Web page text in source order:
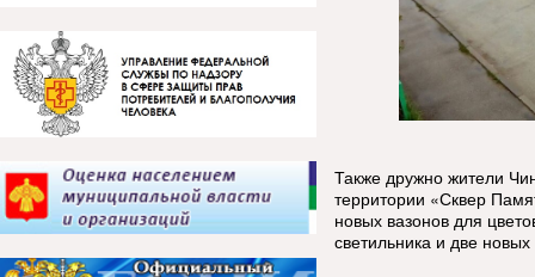
Также дружно жители
территории «Сквер
новых вазонов для
светильника и две